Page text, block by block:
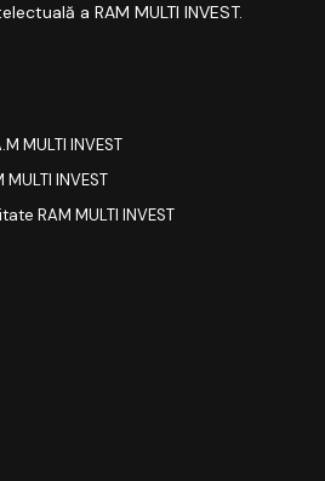
a RAM MULTI INVEST.
MULTI INVEST
INVEST
RAM MULTI INVEST